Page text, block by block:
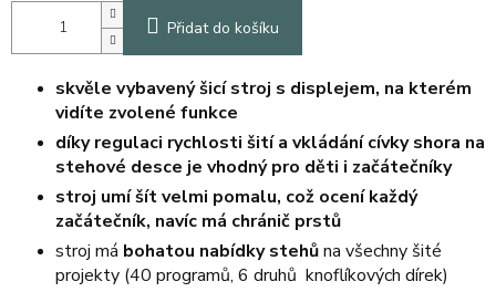
Přidat do košíku
skvěle vybavený šicí stroj s displejem, na kterém
vidíte zvolené funkce
díky regulaci rychlosti šití a vkládání cívky shora na
stehové desce je vhodný pro děti i začátečníky
stroj umí šít velmi pomalu, což ocení každý
začátečník, navíc má chránič prstů
stroj má bohatou nabídky stehůna všechny šité
projekty (40 programů, 6 druhů knoflíkových dírek)